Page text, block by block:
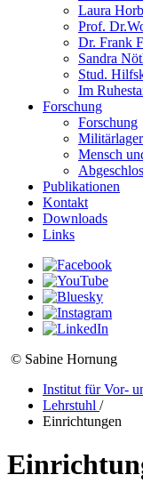
Laura
Prof.
Dr. Frank
Sandra
Stud.
Im
Forschung
Forschung
Mensch
Publikationen
Kontakt
Downloads
Links
© Sabine Hornung
Institut für Vor-
Lehrstuhl /
Einrichtungen